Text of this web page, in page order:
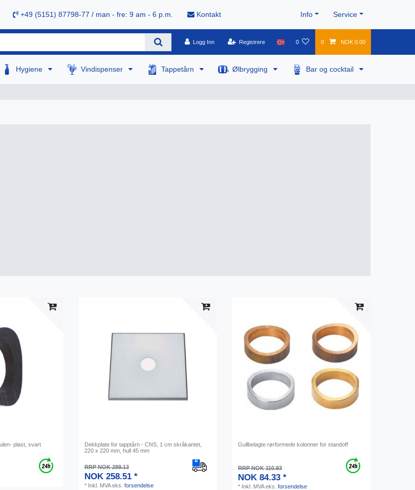
+49 (5151) 87798-77 / man - fre: 9 am - 6 p.m. Kontakt Info Service
Logg Inn Registrere 0 0 NOK 0.00
Hygiene Vindispenser Tappetårn Ølbrygging Bar og cocktail
plast, svart
Dekkplate for tapptårn - CNS, 1 cm skråkantet,
220 x 220 mm, hull 45 mm
RRP NOK 289.13
NOK 258.51 *
* Inkl. MVAeks.forsendelse
Gullbelagte rørformede kolonner for standoff
RRP NOK 110.93
NOK 84.33 *
* Inkl. MVAeks.forsendelse